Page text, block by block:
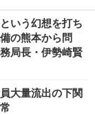
いう幻想を打ち
の熊本から問
局長・伊勢崎賢
大量流出の下関